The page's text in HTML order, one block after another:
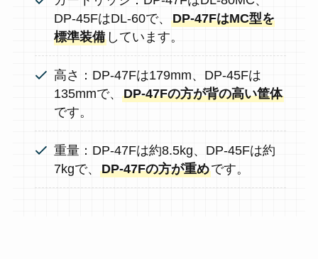
DP-45FはDL-60で、DP-47FはMC型を
標準装備 しています。
高さ：DP-47Fは179mm、DP-45Fは
135mmで、DP-47Fの方が背の高い筐体
です。
重量：DP-47Fは約8.5kg、DP-45Fは約
7kgで、DP-47Fの方が重めです。